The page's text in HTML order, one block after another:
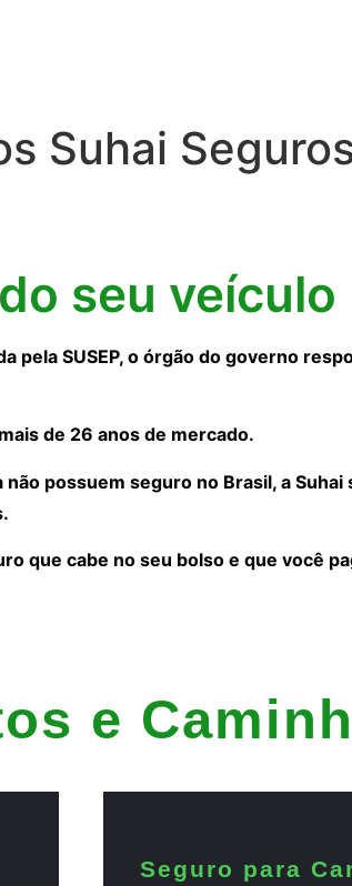
Suhai
seu veículo
pela SUSEP, o órgão do governo
de 26 anos de mercado.
possuem seguro no Brasil, a Suhai
que cabe no seu bolso e que você
e
Seguro para